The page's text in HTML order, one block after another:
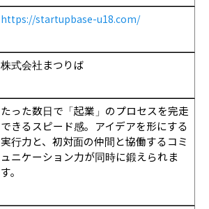
https://startupbase-u18.com/
株式会社まつりば
たった数日で「起業」のプロセスを完走
できるスピード感。アイデアを形にする
実行力と、初対面の仲間と協働するコミ
ュニケーション力が同時に鍛えられま
す。